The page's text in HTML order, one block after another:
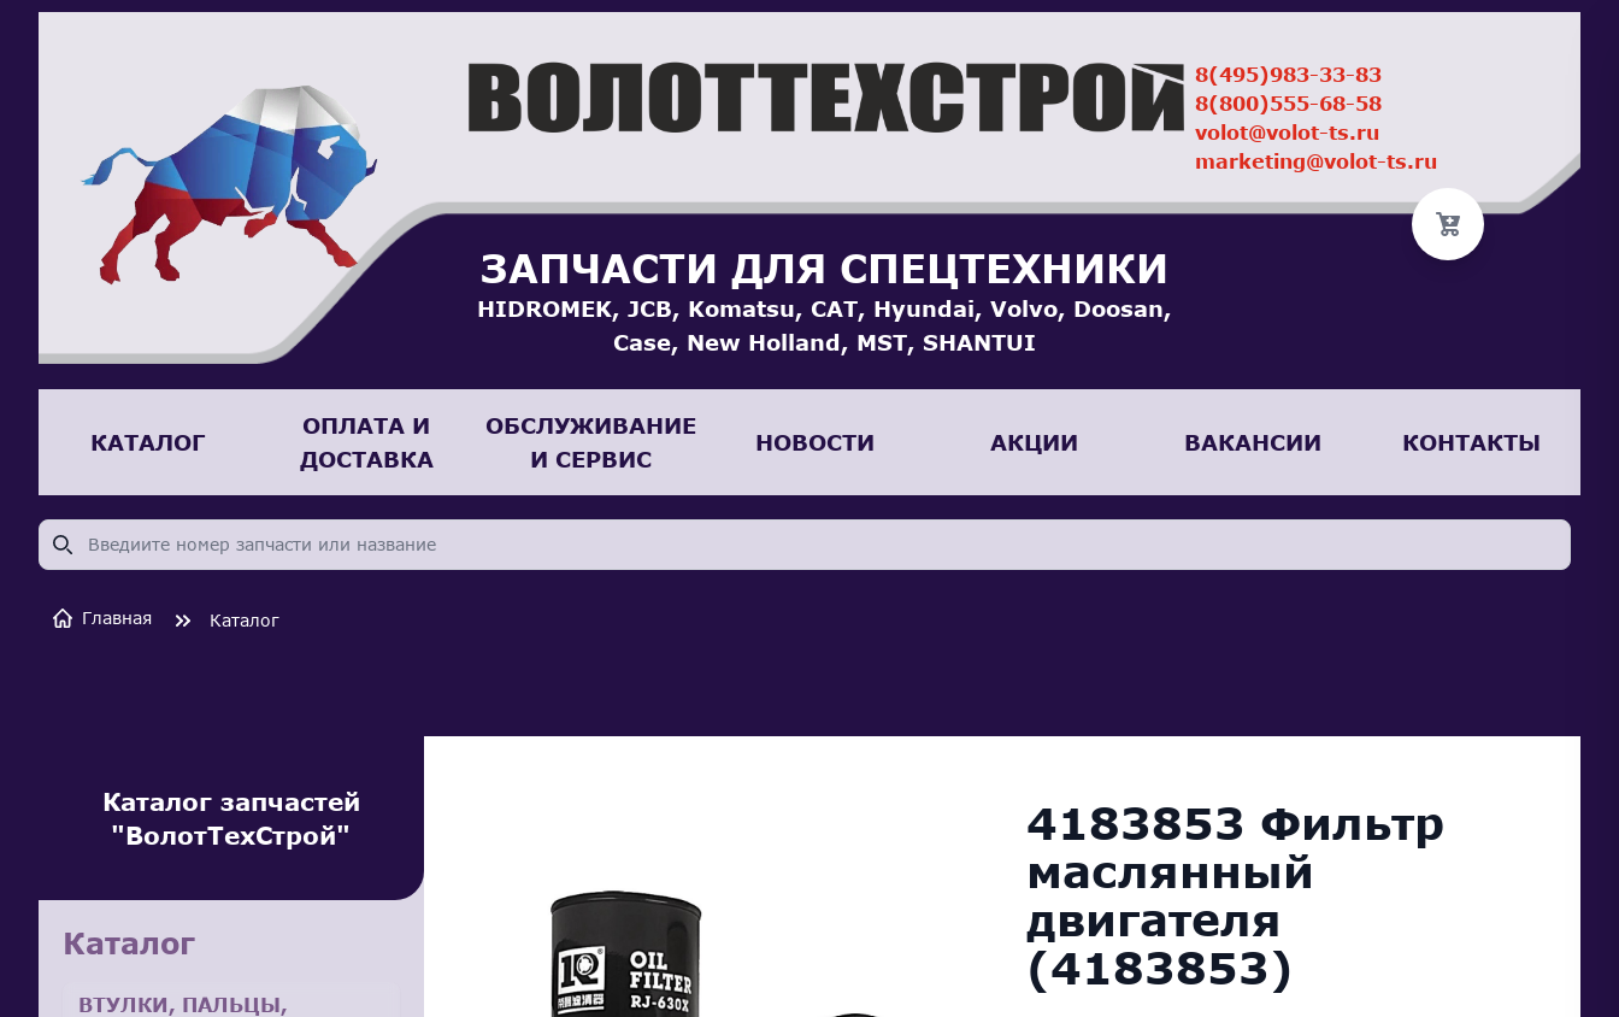
ЗАПЧАСТИ ДЛЯ СПЕЦТЕХНИКИ
HIDROMEK, JCB, Komatsu, CAT, Hyundai, Volvo, Doosan,
Case, New Holland, MST, SHANTUI
8(495)983-33-83
8(800)555-68-58
volot@volot-ts.ru
marketing@volot-ts.ru
КАТАЛОГ
ОПЛАТА И
ДОСТАВКА
ОБСЛУЖИВАНИЕ
И СЕРВИС
НОВОСТИ АКЦИИ ВАКАНСИИ КОНТАКТЫ
Главная Каталог
Каталог запчастей
"ВолотТехСтрой"
Каталог
ВТУЛКИ, ПАЛЬЦЫ,
4183853 Фильтр
маслянный
двигателя
(4183853)